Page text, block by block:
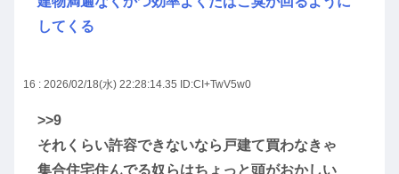
してくる
16 : 2026/02/18(水) 22:28:14.35 ID:CI+TwV5w0
>>9
それくらい許容できないなら戸建て買わなきゃ
集合住宅住んでる奴らはちょっと頭がおかしい